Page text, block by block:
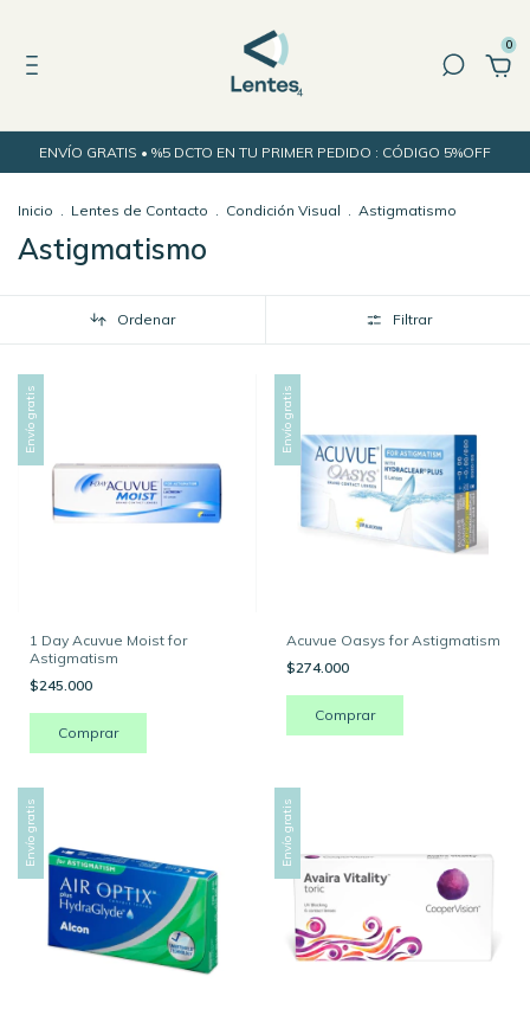
0
ENVÍO GRATIS • %5 DCTO EN TU PRIMER PEDIDO : CÓDIGO 5%OFF
Inicio . Lentes de Contacto . Condición Visual . Astigmatismo
Astigmatismo
Ordenar Filtrar
Envío gratis
1 Day Acuvue Moist for
Astigmatism
$245.000
Envío gratis
Acuvue Oasys for Astigmatism
$274.000
Envío gratis Envío gratis